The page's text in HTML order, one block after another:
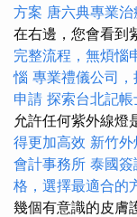
方案 唐六典專業治
在右邊，您會看到
完整流程，無煩惱
惱 專業禮儀公司
申請 探索台北記
允許任何紫外線燈
得更加高效 新竹
會計事務所 泰國簽
格，選擇最適合的
幾個有意識的皮膚